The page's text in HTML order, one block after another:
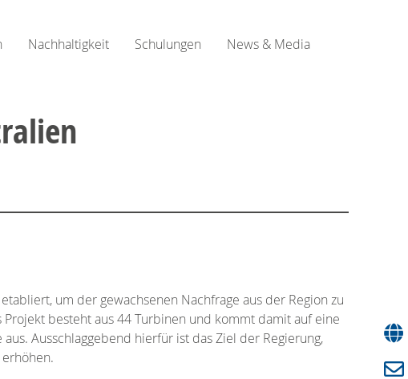
Nachhaltigkeit Schulungen News & Media
um der gewachsenen Nachfrage aus der Region zu
besteht aus 44 Turbinen und kommt damit auf eine
Ausschlaggebend hierfür ist das Ziel der Regierung,